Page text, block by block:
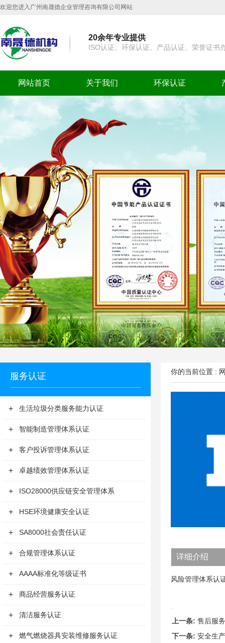
欢迎您进入广州南晟德企业管理咨询有限公司网站
20余年专业提供
ISO认证、环保认证、产品认证、荣誉证书
网站首页 关于我们 环保认证
服务认证
+ 生活垃圾分类服务能力认证
+ 智能制造管理体系认证
+ 客户投诉管理体系认证
+ 卓越绩效管理体系认证
+ ISO28000供应链安全管理体系
+ HSE环境健康安全认证
+ SA8000社会责任认证
+ 合规管理体系认证
+ AAAA标准化等级证书
+ 商品经营服务认证
+ 清洁服务认证
+ 燃气燃烧器具安装维修服务认证
你的当前位置 :
详细介绍
风险管理体系认
上一条: 售后服
下一条: 安全生